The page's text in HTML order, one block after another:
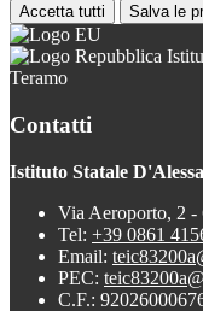
Accetta tutti Salva le
Teramo
Contatti
Istituto Statale
Via Aeroporto, 2 -
Tel: +39 0861
Email:
PEC:
C.F.: